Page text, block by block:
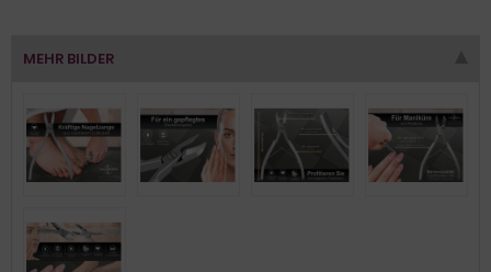
MEHR BILDER